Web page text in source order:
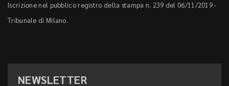
Iscrizione nel pubblico registro della stampa n. 239 del 06/11/2019 -
Tribunale di Milano.
NEWSLETTER